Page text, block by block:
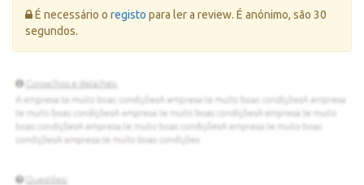
Erro:
É necessário o registo para ler a review. É anónimo, são 30
segundos.